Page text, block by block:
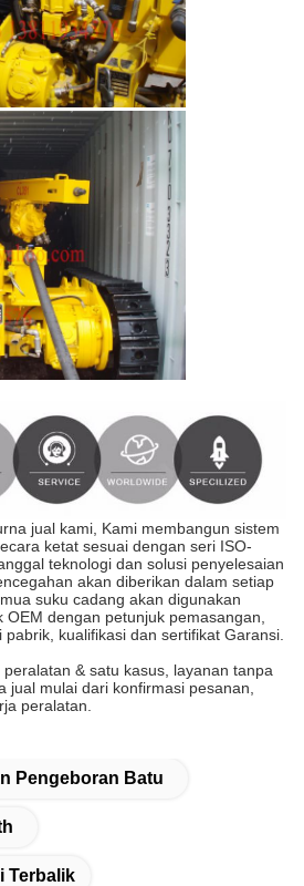
jual kami, Kami membangun sistem
ketat sesuai dengan seri ISO-
teknologi dan solusi penyelesaian
akan diberikan dalam setiap
suku cadang akan digunakan
dengan petunjuk pemasangan,
kualifikasi dan sertifikat Garansi.
& satu kasus, layanan tanpa
jual mulai dari konfirmasi pesanan,
peralatan.
Pengeboran Batu
Terbalik